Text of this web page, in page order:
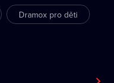
Dramox pro děti